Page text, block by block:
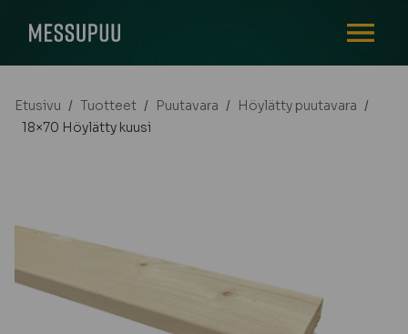
Etusivu / Tuotteet / Puutavara / Höylätty puutavara /
18×70 Höylätty kuusi